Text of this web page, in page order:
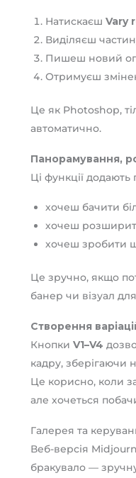
Натискаєш Vary
Виділяєш
Пишеш новий
Отримуєш
Це як Photoshop,
автоматично.
Панорамування,
Ці функції додають
хочеш бачити
хочеш
хочеш зробити
Це зручно, якщо
банер чи візуал
Створення
Кнопки V1–V4
кадру, зберігаючи
Це корисно, коли
але хочеться
Галерея та
Веб-версія
бракувало —